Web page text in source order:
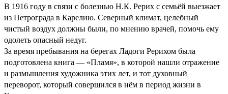
В 1916 году в связи с болезнью Н.К. Рерих с семьёй выезжает
из Петрограда в Карелию. Северный климат, целебный
чистый воздух должны были, по мнению врачей, помочь ему
одолеть опасный недуг.
За время пребывания на берегах Ладоги Рерихом была
подготовлена книга — «Пламя», в которой нашли отражение
и размышления художника этих лет, и тот духовный
переворот, который совершился в нём в период жизни в